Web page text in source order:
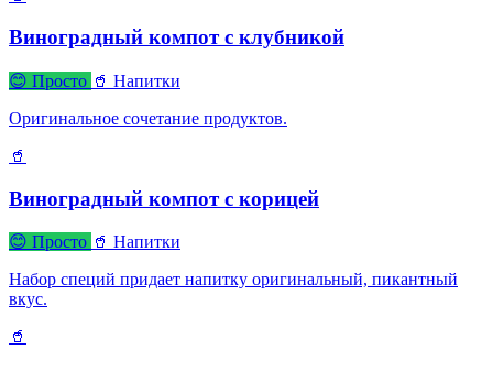
Виноградный компот с клубникой
😊 Просто 🥤 Напитки
Оригинальное сочетание продуктов.
🥤
Виноградный компот с корицей
😊 Просто 🥤 Напитки
Набор специй придает напитку оригинальный, пикантный
вкус.
🥤